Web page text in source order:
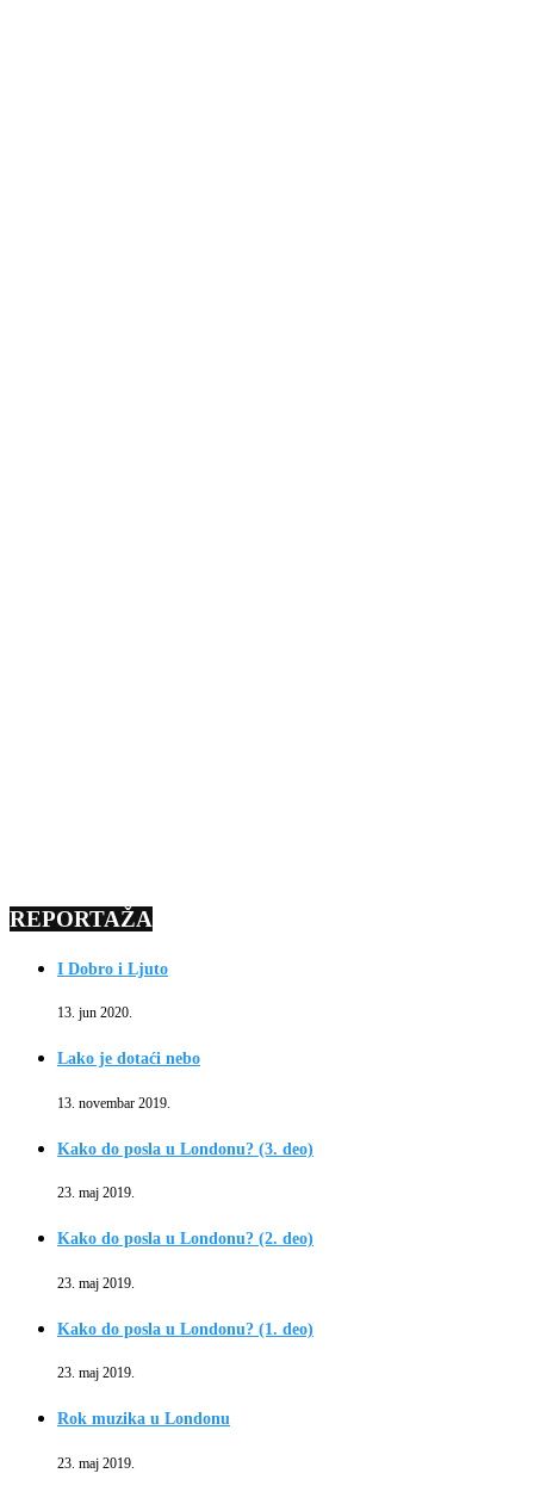
REPORTAŽA
I Dobro i Ljuto
13. jun 2020.
Lako je dotaći nebo
13. novembar 2019.
Kako do posla u Londonu? (3. deo)
23. maj 2019.
Kako do posla u Londonu? (2. deo)
23. maj 2019.
Kako do posla u Londonu? (1. deo)
23. maj 2019.
Rok muzika u Londonu
23. maj 2019.